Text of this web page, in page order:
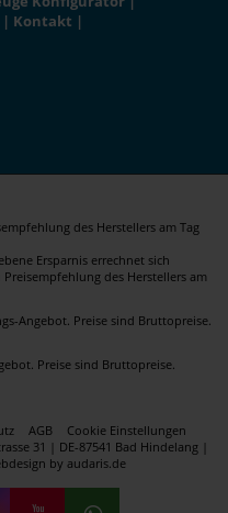
| Kontakt |
des Herstellers am Tag
Ersparnis errechnet sich
des Herstellers am
Angebot. Preise sind Bruttopreise.
Preise sind Bruttopreise.
AGB
Cookie Einstellungen
31 | DE-87541 Bad Hindelang |
by audaris.de